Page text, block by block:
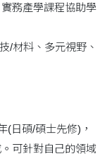
務產學課程協助學
/材料、多元視野、
(日碩/碩士先修)，
可針對自己的領域